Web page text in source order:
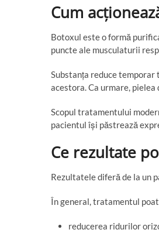
Cum
Botoxul este o formă
puncte ale musculaturii
Substanța reduce
acestora. Ca urmare,
Scopul tratamentului
pacientul își păstrează
Ce rezultate
Rezultatele diferă de la un
În general, tratamentul
reducerea ridurilor